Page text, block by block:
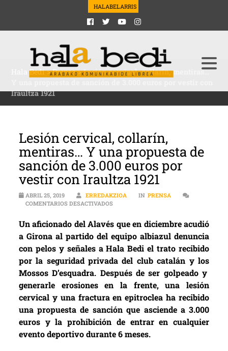
HALABELARRIS
Hala Bedi>Prensa>Lesión cervical, collarín, mentiras…
Iraultza 1921
Lesión cervical, collarín,
mentiras… Y una propuesta de
sanción de 3.000 euros por
vestir con Iraultza 1921
ABRIL 25, 2019 ERREDAKZIOA IN PRENSA
COMENTARIOS DESACTIVADOSEN LESIÓN CERVICAL, COLLARÍN,
Un aficionado del Alavés que en diciembre acudió
a Girona al partido del equipo albiazul denuncia
con pelos y señales a Hala Bedi el trato recibido
por la seguridad privada del club catalán y los
Mossos D’esquadra. Después de ser golpeado y
generarle erosiones en la frente, una lesión
cervical y una fractura en epitroclea ha recibido
una propuesta de sanción que asciende a 3.000
euros y la prohibición de entrar en cualquier
evento deportivo durante 6 meses.